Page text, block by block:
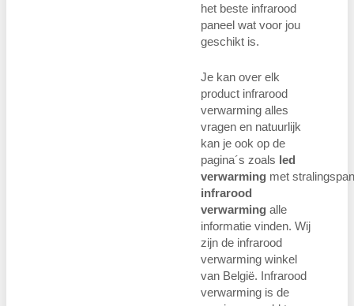
het beste infrarood
paneel wat voor jou
geschikt is.
Je kan over elk
product infrarood
verwarming alles
vragen en natuurlijk
kan je ook op de
pagina´s zoals led
verwarming met
infrarood
verwarming alle
informatie vinden. Wij
zijn de infrarood
verwarming winkel
van België. Infrarood
verwarming is de